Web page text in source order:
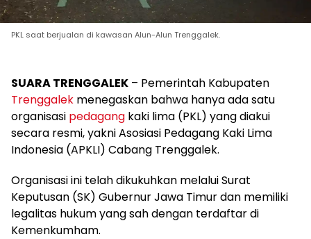
PKL saat berjualan di kawasan Alun-Alun Trenggalek.
SUARA TRENGGALEK – Pemerintah Kabupaten
Trenggalek menegaskan bahwa hanya ada satu
organisasi pedagang kaki lima (PKL) yang diakui
secara resmi, yakni Asosiasi Pedagang Kaki Lima
Indonesia (APKLI) Cabang Trenggalek.
Organisasi ini telah dikukuhkan melalui Surat
Keputusan (SK) Gubernur Jawa Timur dan memiliki
legalitas hukum yang sah dengan terdaftar di
Kemenkumham.